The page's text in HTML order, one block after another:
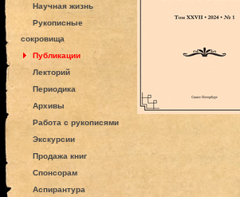
Научная жизнь
Рукописные
сокровища
Публикации
Лекторий
Периодика
Архивы
Работа с рукописями
Экскурсии
Продажа книг
Спонсорам
Аспирантура